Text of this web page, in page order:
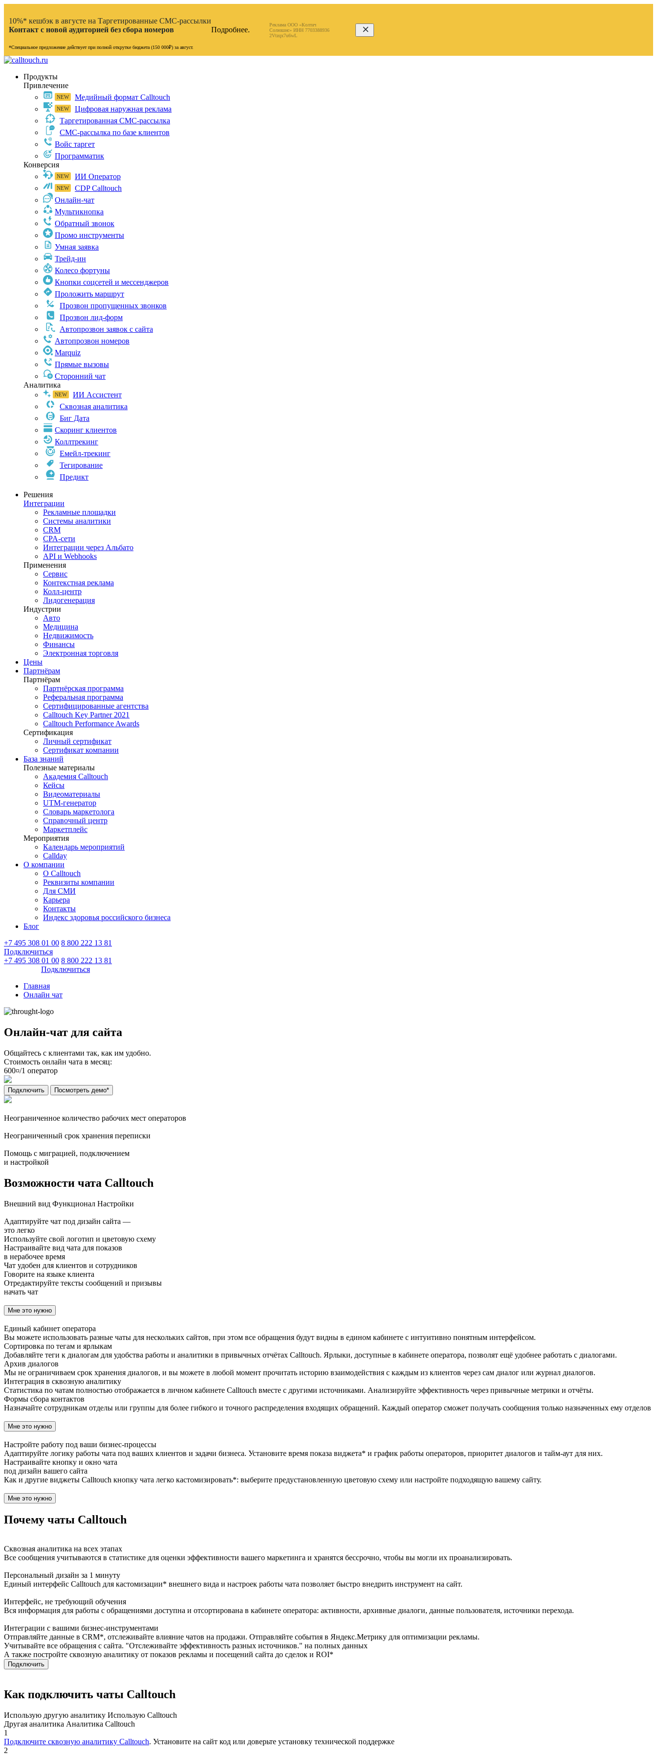
10%* кешбэк в августе на Таргетированные СМС-рассылки
Контакт с новой аудиторией без сбора номеров
*Специальное предложение действует при полной открутке бюджета (150 000₽) за август.
Подробнее.
Реклама ООО «Колтач
Солюшнс» ИНН 7703388936
2Vtzqx7u6wL
Продукты
Привлечение
Медийный формат Calltouch
Цифровая наружная реклама
Таргетированная СМС-рассылка
СМС-рассылка по базе клиентов
Войс таргет
Программатик
Конверсия
ИИ Оператор
CDP Calltouch
Онлайн-чат
Мультикнопка
Обратный звонок
Промо инструменты
Умная заявка
Трейд-ин
Колесо фортуны
Кнопки соцсетей и мессенджеров
Проложить маршрут
Прозвон пропущенных звонков
Прозвон лид-форм
Автопрозвон заявок с сайта
Автопрозвон номеров
Marquiz
Прямые вызовы
Сторонний чат
Аналитика
ИИ Ассистент
Сквозная аналитика
Биг Дата
Скоринг клиентов
Коллтрекинг
Емейл-трекинг
Тегирование
Предикт
Решения
Интеграции
Рекламные площадки
Системы аналитики
CRM
CPA-сети
Интеграции через Альбато
API и Webhooks
Применения
Сервис
Контекстная реклама
Колл-центр
Лидогенерация
Индустрии
Авто
Медицина
Недвижимость
Финансы
Электронная торговля
Цены
Партнёрам
Партнёрам
Партнёрская программа
Реферальная программа
Сертифицированные агентства
Calltouch Key Partner 2021
Calltouch Performance Awards
Сертификация
Личный сертификат
Сертификат компании
База знаний
Полезные материалы
Академия Calltouch
Кейсы
Видеоматериалы
UTM-генератор
Словарь маркетолога
Справочный центр
Маркетплейс
Мероприятия
Календарь мероприятий
Callday
О компании
О Calltouch
Реквизиты компании
Для СМИ
Карьера
Контакты
Индекс здоровья российского бизнеса
Блог
+7 495 308 01 00 8 800 222 13 81
Подключиться
+7 495 308 01 00 8 800 222 13 81
Подключиться
Главная
Онлайн чат
Онлайн-чат для сайта
Общайтесь с клиентами так, как им удобно.
Стоимость онлайн чата в месяц:
600¤/1 оператор
Подключить Посмотреть демо*
Неограниченное количество рабочих мест операторов
Неограниченный срок хранения переписки
Помощь с миграцией, подключением
и настройкой
Возможности чата Calltouch
Внешний вид Функционал Настройки
Адаптируйте чат под дизайн сайта —
это легко
Используйте свой логотип и цветовую схему
Настраивайте вид чата для показов
в нерабочее время
Чат удобен для клиентов и сотрудников
Говорите на языке клиента
Отредактируйте тексты сообщений и призывы
начать чат
Мне это нужно
Единый кабинет оператора
Вы можете использовать разные чаты для нескольких сайтов, при этом все обращения будут видны в едином кабинете с интуитивно понятным интерфейсом.
Сортировка по тегам и ярлыкам
Добавляйте теги к диалогам для удобства работы и аналитики в привычных отчётах Calltouch. Ярлыки, доступные в кабинете оператора, позволят ещё удобнее работать с диалогами.
Архив диалогов
Мы не ограничиваем срок хранения диалогов, и вы можете в любой момент прочитать историю взаимодействия с каждым из клиентов через сам диалог или журнал диалогов.
Интеграция в сквозную аналитику
Статистика по чатам полностью отображается в личном кабинете Calltouch вместе с другими источниками. Анализируйте эффективность через привычные метрики и отчёты.
Формы сбора контактов
Назначайте сотрудникам отделы или группы для более гибкого и точного распределения входящих обращений. Каждый оператор сможет получать сообщения только назначенных ему отделов
Мне это нужно
Настройте работу под ваши бизнес-процессы
Адаптируйте логику работы чата под ваших клиентов и задачи бизнеса. Установите время показа виджета* и график работы операторов, приоритет диалогов и тайм-аут для них.
Настраивайте кнопку и окно чата
под дизайн вашего сайта
Как и другие виджеты Calltouch кнопку чата легко кастомизировать*: выберите предустановленную цветовую схему или настройте подходящую вашему сайту.
Мне это нужно
Почему чаты Calltouch
Сквозная аналитика на всех этапах
Все сообщения учитываются в статистике для оценки эффективности вашего маркетинга и хранятся бессрочно, чтобы вы могли их проанализировать.
Персональный дизайн за 1 минуту
Единый интерфейс Calltouch для кастомизации* внешнего вида и настроек работы чата позволяет быстро внедрить инструмент на сайт.
Интерфейс, не требующий обучения
Вся информация для работы с обращениями доступна и отсортирована в кабинете оператора: активности, архивные диалоги, данные пользователя, источники перехода.
Интеграции с вашими бизнес-инструментами
Отправляйте данные в CRM*, отслеживайте влияние чатов на продажи. Отправляйте события в Яндекс.Метрику для оптимизации рекламы.
Учитывайте все обращения с сайта. "Отслеживайте эффективность разных источников." на полных данных
А также постройте сквозную аналитику от показов рекламы и посещений сайта до сделок и ROI*
Подключить
Как подключить чаты Calltouch
Использую другую аналитику Использую Calltouch
Другая аналитика Аналитика Calltouch
1
Подключите сквозную аналитику Calltouch. Установите на сайт код или доверьте установку технической поддержке
2